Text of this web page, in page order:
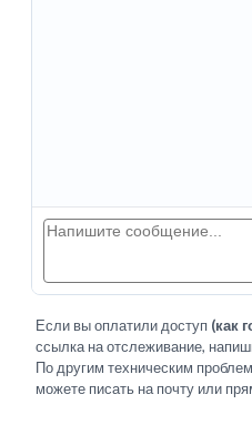
Если вы оплатили доступ (как
ссылка на отслеживание,
По другим техническим
можете писать на почту или